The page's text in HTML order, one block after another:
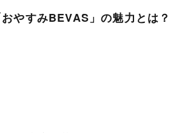
やすみBEVAS」の魅力とは？